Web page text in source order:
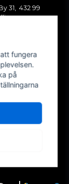
31, 432 99
konto
fungera
på